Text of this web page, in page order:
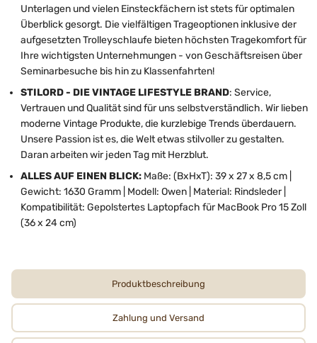
Unterlagen und vielen Einsteckfächern ist stets für optimalen
Überblick gesorgt. Die vielfältigen Trageoptionen inklusive der
aufgesetzten Trolleyschlaufe bieten höchsten Tragekomfort für
Ihre wichtigsten Unternehmungen - von Geschäftsreisen über
Seminarbesuche bis hin zu Klassenfahrten!
STILORD - DIE VINTAGE LIFESTYLE BRAND: Service,
Vertrauen und Qualität sind für uns selbstverständlich. Wir lieben
moderne Vintage Produkte, die kurzlebige Trends überdauern.
Unsere Passion ist es, die Welt etwas stilvoller zu gestalten.
Daran arbeiten wir jeden Tag mit Herzblut.
ALLES AUF EINEN BLICK: Maße: (BxHxT): 39 x 27 x 8,5 cm |
Gewicht: 1630 Gramm | Modell: Owen | Material: Rindsleder |
Kompatibilität: Gepolstertes Laptopfach für MacBook Pro 15 Zoll
(36 x 24 cm)
Produktbeschreibung
Zahlung und Versand